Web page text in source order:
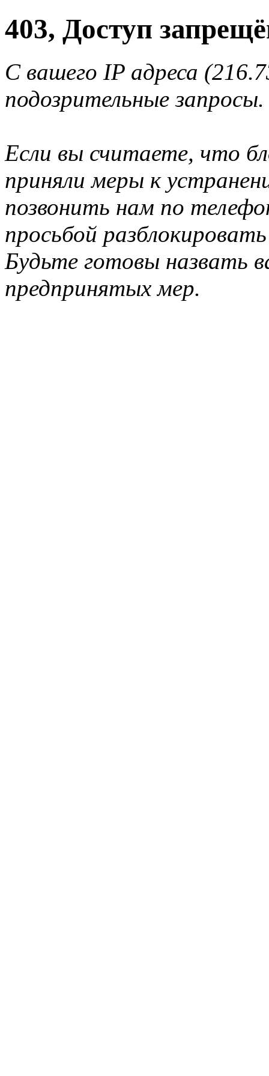
403, Доступ
С вашего IP адреса
подозрительные запросы.
Если вы считаете, что
приняли меры к
позвонить нам по
просьбой
Будьте готовы назвать
предпринятых мер.